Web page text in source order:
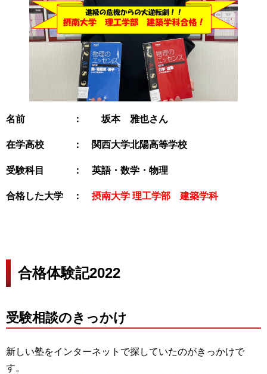
名前 ： 坂本 雅也さん
在学高校 ： 関西大学北陽高等学校
受験科目 ： 英語・数学・物理
合格した大学 ： 摂南大学 理工学部 建築学科
合格体験記2022
受験相談のきっかけ
新しい塾をインターネットで探していたのがきっかけで
す。